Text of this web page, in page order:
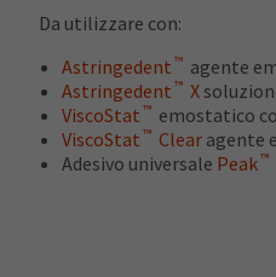
Da utilizzare con:
Astringedent ™ agente
Astringedent ™ X
ViscoStat ™ emostatico
ViscoStat ™ Clear agente
Adesivo universale Peak™